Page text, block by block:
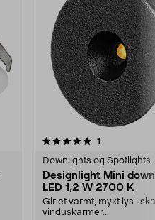
1
Downlights og Spotlights
Designlight Mini
LED 1,2 W 2700 K
Gir et varmt, mykt lys i
vinduskarmer...